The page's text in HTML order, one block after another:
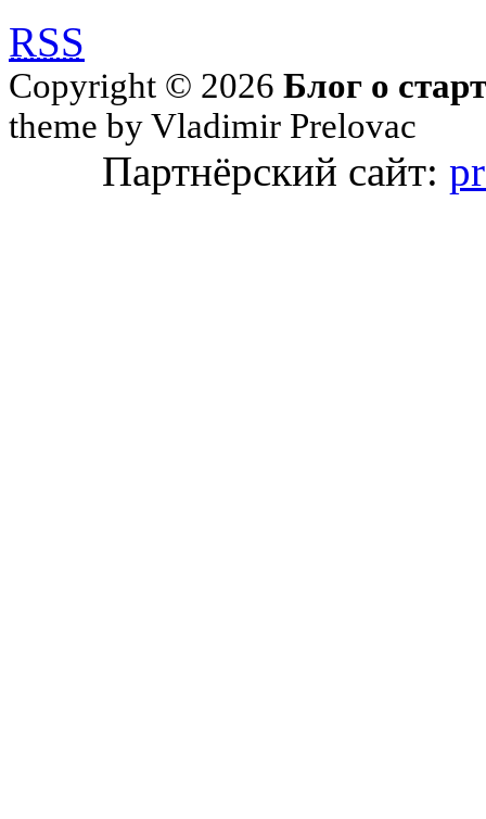
RSS
Copyright © 2026 Блог о
theme by Vladimir Prelovac
Партнёрский сайт: